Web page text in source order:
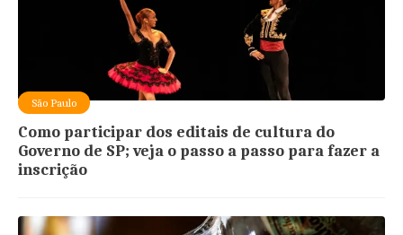
São Paulo
Como participar dos editais de cultura do
Governo de SP; veja o passo a passo para fazer a
inscrição